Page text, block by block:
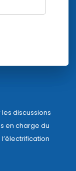
discussions
en charge du